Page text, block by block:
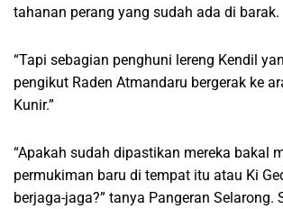
tahanan perang yang sudah ada di barak.
“Tapi sebagian penghuni lereng Kendil
pengikut Raden Atmandaru bergerak ke
Kunir.”
“Apakah sudah dipastikan mereka bakal
permukiman baru di tempat itu atau Ki
berjaga-jaga?” tanya Pangeran Selarong.